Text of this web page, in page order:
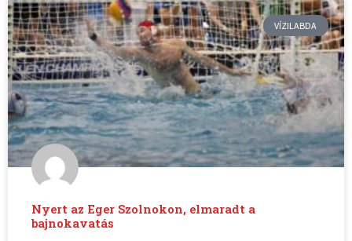
VÍZILABDA
Nyert az Eger Szolnokon, elmaradt a
bajnokavatás